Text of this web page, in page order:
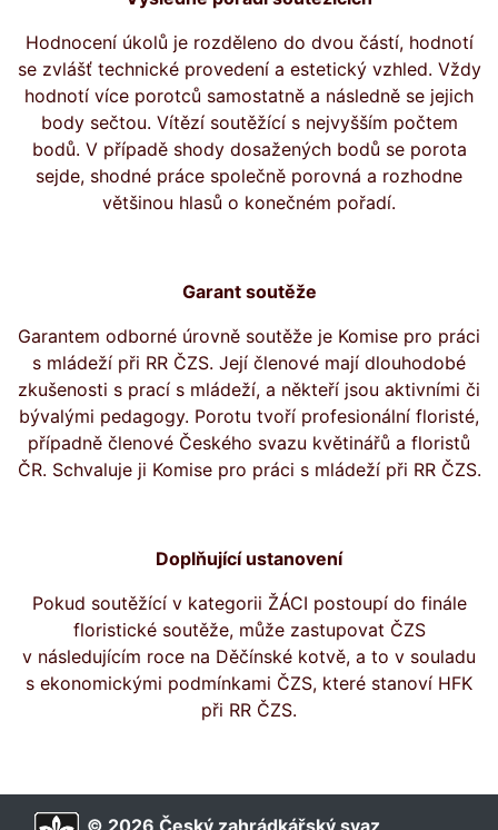
Hodnocení úkolů je rozděleno do dvou částí, hodnotí
se zvlášť technické provedení a estetický vzhled. Vždy
hodnotí více porotců samostatně a následně se jejich
body sečtou. Vítězí soutěžící s nejvyšším počtem
bodů. V případě shody dosažených bodů se porota
sejde, shodné práce společně porovná a rozhodne
většinou hlasů o konečném pořadí.
Garant soutěže
Garantem odborné úrovně soutěže je Komise pro práci
s mládeží při RR ČZS. Její členové mají dlouhodobé
zkušenosti s prací s mládeží, a někteří jsou aktivními či
bývalými pedagogy. Porotu tvoří profesionální floristé,
případně členové Českého svazu květinářů a floristů
ČR. Schvaluje ji Komise pro práci s mládeží při RR ČZS.
Doplňující ustanovení
Pokud soutěžící v kategorii ŽÁCI postoupí do finále
floristické soutěže, může zastupovat ČZS
v následujícím roce na Děčínské kotvě, a to v souladu
s ekonomickými podmínkami ČZS, které stanoví HFK
při RR ČZS.
© 2026 Český zahrádkářský svaz,